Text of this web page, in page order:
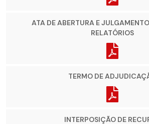
ATA DE ABERTURA E
RELATÓRIOS
TERMO DE
INTERPOSIÇÃO DE